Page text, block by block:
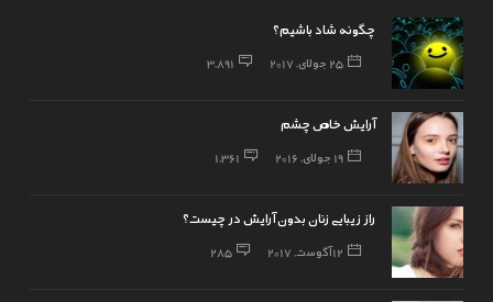
چگونه شاد باشیم؟
25 جولای, 2017 3,891
آرایش خاص چشم
19 جولای, 2016 1,361
راز زیبایی زنان بدون آرایش در چیست؟
12 آگوست, 2017 285